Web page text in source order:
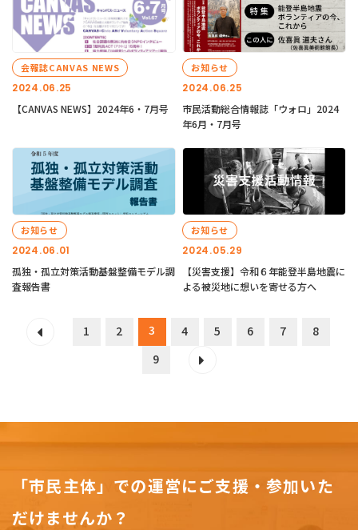
2024.06.25
会報誌CANVAS NEWS
【CANVAS NEWS】2024年6・7月号
2024.06.25
お知らせ
市民活動総合情報誌「ウォロ」2024
年6月・7月号
2024.06.01
お知らせ
孤独・孤立対策活動基盤整備モデル調
査報告書
2024.05.29
お知らせ
【災害支援】令和６年能登半島地震に
よる被災地に想いを寄せる方へ
1 2 3 4 5 6 7
8
9
「市民主体」での運営にご支援・参加いた
だけませんか？